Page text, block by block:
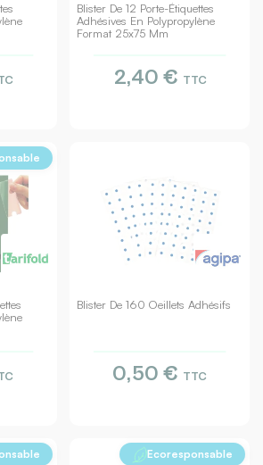
Blister De 12 Porte-Étiquettes
Adhésives En Polypropylène
Format 25x75 Mm
2,40 € TTC
Blister De 160 Oeillets Adhésifs
0,50 € TTC
Ecoresponsable